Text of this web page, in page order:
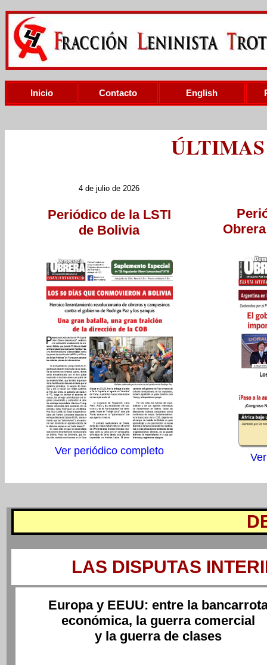
Inicio Contacto English
4 de julio de 2026
Periódico de la LSTI
de Bolivia
Ver periódico completo
LAS DISPUTAS
Europa y EEUU: entre la
económica, la guerra comercial
y la guerra de clases